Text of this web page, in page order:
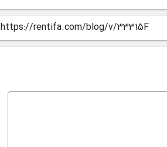
https://rentifa.com/blog/v/33315F